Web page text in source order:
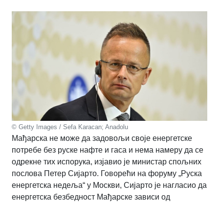
© Getty Images / Sefa Karacan; Anadolu
Мађарска не може да задовољи своје енергетске
потребе без руске нафте и гаса и нема намеру да се
одрекне тих испорука, изјавио је министар спољних
послова Петер Сијарто. Говорећи на форуму „Руска
енергетска недеља“ у Москви, Сијарто је нагласио да
енергетска безбедност Мађарске зависи од